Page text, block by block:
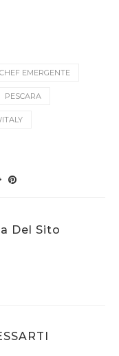
CHEF EMERGENTE
PESCARA
Del Sito